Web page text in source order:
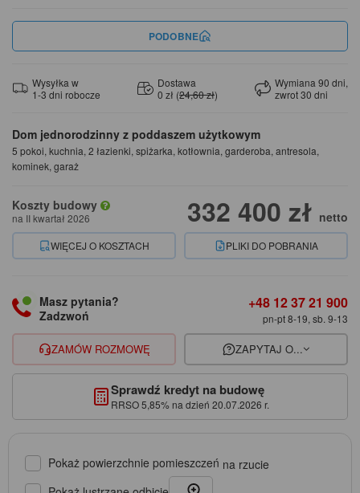
Dom jednorodzinny z poddaszem użytkowym
5 pokoi, kuchnia, 2 łazienki, spiżarka, kotłownia, garderoba, antresola,
kominek, garaż
Koszty budowy
na II kwartał 2026 332 400 zł netto
WIĘCEJ O KOSZTACH PLIKI DO POBRANIA
PODOBNE
Wysyłka w
1-3 dni robocze
Dostawa
0 zł (24,60 zł)
Wymiana 90 dni,
zwrot 30 dni
Masz pytania?
Zadzwoń
+48 12 37 21 900
pn-pt 8-19, sb. 9-13
ZAMÓW ROZMOWĘ ZAPYTAJ O...
Sprawdź kredyt na budowę
RRSO 5,85% na dzień 20.07.2026 r.
Pokaż powierzchnie pomieszczeń na rzucie